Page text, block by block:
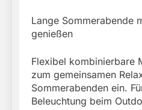
Lange Sommerabende
genießen
Flexibel kombinierbare
zum gemeinsamen
Sommerabenden ein.
Beleuchtung beim